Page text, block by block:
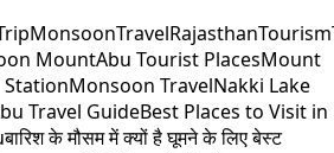
MonsoonTravelRajasthanTourism
MountAbu Tourist PlacesMount
StationMonsoon TravelNakki Lake
Travel GuideBest Places to Visit in
बारिश के मौसम में क्यों है घूमने के लिए बेस्ट